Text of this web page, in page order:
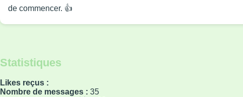
de commencer. 👍
Statistiques
Likes reçus :
Nombre de messages : 35